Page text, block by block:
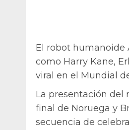
El robot humanoide
como Harry Kane,
viral en el Mundial
La presentación del
final de Noruega y
secuencia de